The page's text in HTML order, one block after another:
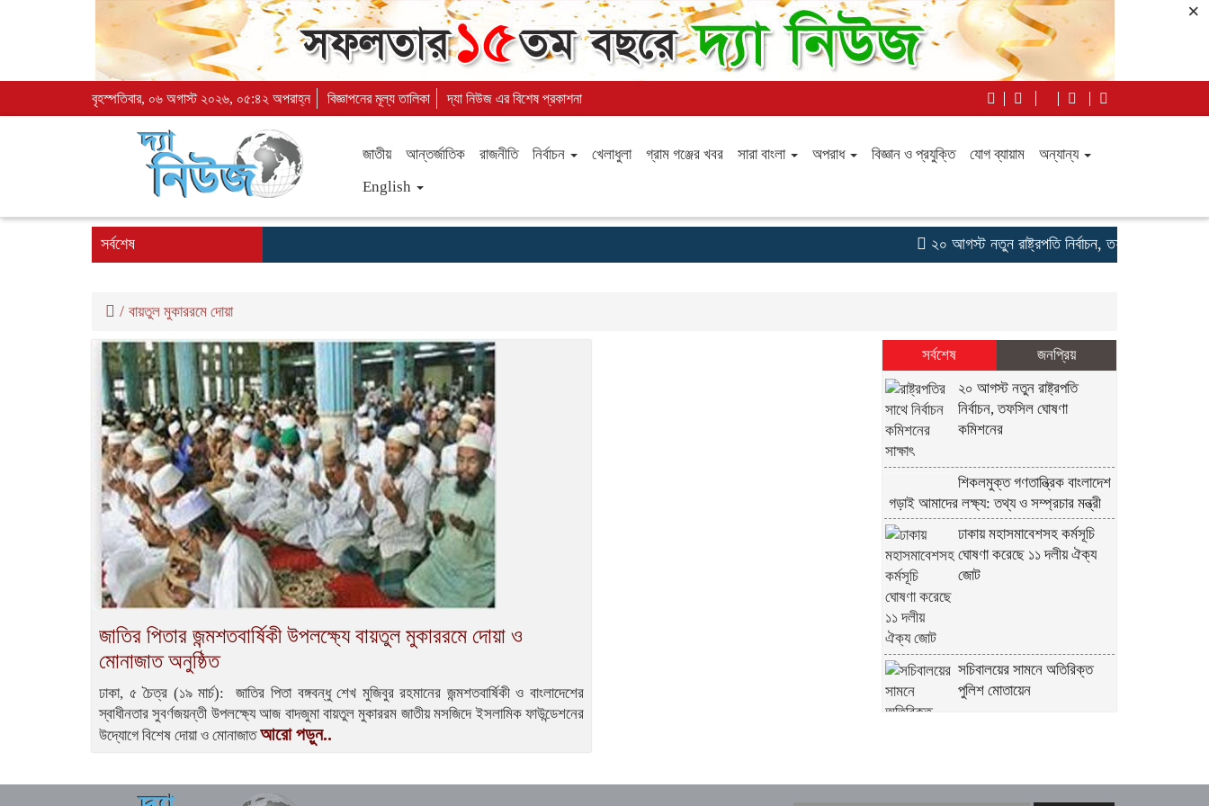
×
বৃহস্পতিবার, ০৬ অগাস্ট ২০২৬, ০৫:৪২ অপরাহ্ন বিজ্ঞাপনের মূল্য তালিকা দ্যা নিউজ এর বিশেষ প্রকাশনা
জাতীয় আন্তর্জাতিক রাজনীতি নির্বাচন খেলাধুলা গ্রাম গঞ্জের খবর সারা বাংলা অপরাধ বিজ্ঞান ও প্রযুক্তি যোগ ব্যায়াম
অন্যান্য
English
সর্বশেষ ২০ আগস্ট নতুন রাষ্ট্রপতি নির্বাচন, তফসিল ঘোষণা
/ বায়তুল মুকাররমে দোয়া
জাতির পিতার জন্মশতবার্ষিকী উপলক্ষ্যে বায়তুল মুকাররমে দোয়া ও
মোনাজাত অনুষ্ঠিত
ঢাকা, ৫ চৈত্র (১৯ মার্চ): জাতির পিতা বঙ্গবন্ধু শেখ মুজিবুর রহমানের জন্মশতবার্ষিকী ও বাংলাদেশের
স্বাধীনতার সুবর্ণজয়ন্তী উপলক্ষ্যে আজ বাদজুমা বায়তুল মুকাররম জাতীয় মসজিদে ইসলামিক ফাউন্ডেশনের
উদ্যোগে বিশেষ দোয়া ও মোনাজাতআরো পড়ুন..
সর্বশেষ
জনপ্রিয়
২০ আগস্ট নতুন রাষ্ট্রপতি
নির্বাচন, তফসিল ঘোষণা
কমিশনের
শিকলমুক্ত গণতান্ত্রিক বাংলাদেশ
গড়াই আমাদের লক্ষ্য: তথ্য ও সম্প্রচার মন্ত্রী
ঢাকায় মহাসমাবেশসহ কর্মসূচি
ঘোষণা করেছে ১১ দলীয় ঐক্য
জোট
সচিবালয়ের সামনে অতিরিক্ত
পুলিশ মোতায়েন
সূর্যের পৃষ্ঠে লুকিয়ে ছিল যে রহস্য